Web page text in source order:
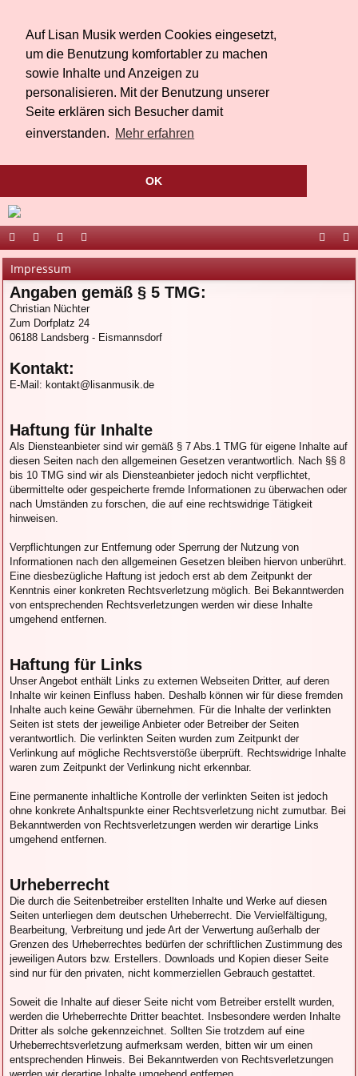
Auf Lisan Musik werden Cookies eingesetzt,
um die Benutzung komfortabler zu machen
sowie Inhalte und Anzeigen zu
personalisieren. Mit der Benutzung unserer
Seite erklären sich Besucher damit
einverstanden. Mehr erfahren
OK
ort
al
be
Li
sa
äs
bu
ch
ed ac ou
Impressum
Angaben gemäß § 5 TMG:
Christian Nüchter
Zum Dorfplatz 24
06188 Landsberg - Eismannsdorf
Kontakt:
E-Mail: kontakt@lisanmusik.de
Haftung für Inhalte
Als Diensteanbieter sind wir gemäß § 7 Abs.1 TMG für eigene Inhalte auf
diesen Seiten nach den allgemeinen Gesetzen verantwortlich. Nach §§ 8
bis 10 TMG sind wir als Diensteanbieter jedoch nicht verpflichtet,
übermittelte oder gespeicherte fremde Informationen zu überwachen oder
nach Umständen zu forschen, die auf eine rechtswidrige Tätigkeit
hinweisen.
Verpflichtungen zur Entfernung oder Sperrung der Nutzung von
Informationen nach den allgemeinen Gesetzen bleiben hiervon unberührt.
Eine diesbezügliche Haftung ist jedoch erst ab dem Zeitpunkt der
Kenntnis einer konkreten Rechtsverletzung möglich. Bei Bekanntwerden
von entsprechenden Rechtsverletzungen werden wir diese Inhalte
umgehend entfernen.
Haftung für Links
Unser Angebot enthält Links zu externen Webseiten Dritter, auf deren
Inhalte wir keinen Einfluss haben. Deshalb können wir für diese fremden
Inhalte auch keine Gewähr übernehmen. Für die Inhalte der verlinkten
Seiten ist stets der jeweilige Anbieter oder Betreiber der Seiten
verantwortlich. Die verlinkten Seiten wurden zum Zeitpunkt der
Verlinkung auf mögliche Rechtsverstöße überprüft. Rechtswidrige Inhalte
waren zum Zeitpunkt der Verlinkung nicht erkennbar.
Eine permanente inhaltliche Kontrolle der verlinkten Seiten ist jedoch
ohne konkrete Anhaltspunkte einer Rechtsverletzung nicht zumutbar. Bei
Bekanntwerden von Rechtsverletzungen werden wir derartige Links
umgehend entfernen.
Urheberrecht
Die durch die Seitenbetreiber erstellten Inhalte und Werke auf diesen
Seiten unterliegen dem deutschen Urheberrecht. Die Vervielfältigung,
Bearbeitung, Verbreitung und jede Art der Verwertung außerhalb der
Grenzen des Urheberrechtes bedürfen der schriftlichen Zustimmung des
jeweiligen Autors bzw. Erstellers. Downloads und Kopien dieser Seite
sind nur für den privaten, nicht kommerziellen Gebrauch gestattet.
Soweit die Inhalte auf dieser Seite nicht vom Betreiber erstellt wurden,
werden die Urheberrechte Dritter beachtet. Insbesondere werden Inhalte
Dritter als solche gekennzeichnet. Sollten Sie trotzdem auf eine
Urheberrechtsverletzung aufmerksam werden, bitten wir um einen
entsprechenden Hinweis. Bei Bekanntwerden von Rechtsverletzungen